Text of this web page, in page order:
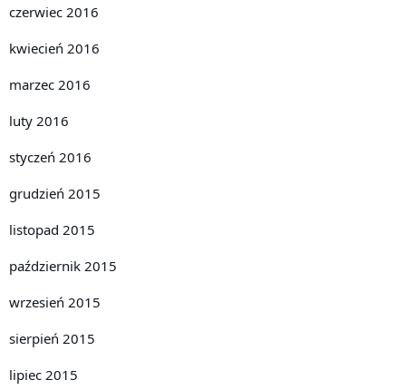
czerwiec 2016
kwiecień 2016
marzec 2016
luty 2016
styczeń 2016
grudzień 2015
listopad 2015
październik 2015
wrzesień 2015
sierpień 2015
lipiec 2015